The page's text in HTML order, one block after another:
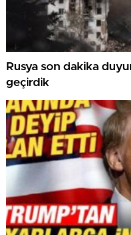
Rusya son dakika
geçirdik